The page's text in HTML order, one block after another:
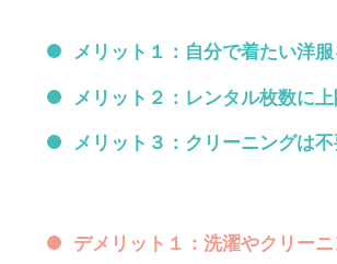
メリット１：自分で着たい洋
メリット２：レンタル枚数に
メリット３：クリーニングは
デメリット１：洗濯やクリー